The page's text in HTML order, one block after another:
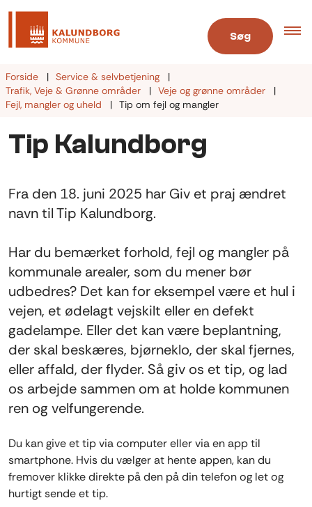
Søg
Forside
Service & selvbetjening
Trafik, Veje & Grønne områder
Veje og grønne områder
Fejl, mangler og uheld
Tip om fejl og mangler
Tip Kalundborg
Fra den 18. juni 2025 har Giv et praj ændret
navn til Tip Kalundborg.
Har du bemærket forhold, fejl og mangler på
kommunale arealer, som du mener bør
udbedres? Det kan for eksempel være et hul i
vejen, et ødelagt vejskilt eller en defekt
gadelampe. Eller det kan være beplantning,
der skal beskæres, bjørneklo, der skal fjernes,
eller affald, der flyder. Så giv os et tip, og lad
os arbejde sammen om at holde kommunen
ren og velfungerende.
Du kan give et tip via computer eller via en app til
smartphone. Hvis du vælger at hente appen, kan du
fremover klikke direkte på den på din telefon og let og
hurtigt sende et tip.